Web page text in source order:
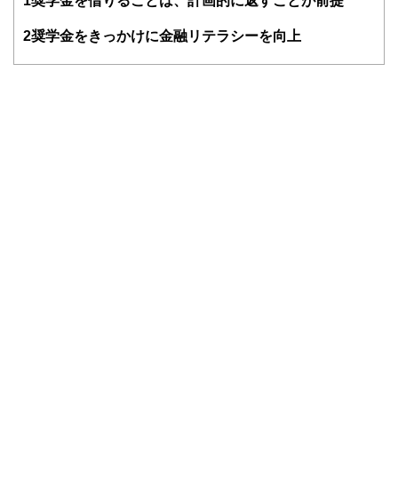
そんな時気軽に相談できる存在でありたい～というポリシー
個別相談・セミナー講師・執筆活動を展開中。
2奨学金をきっかけに金融リテラシーを向上